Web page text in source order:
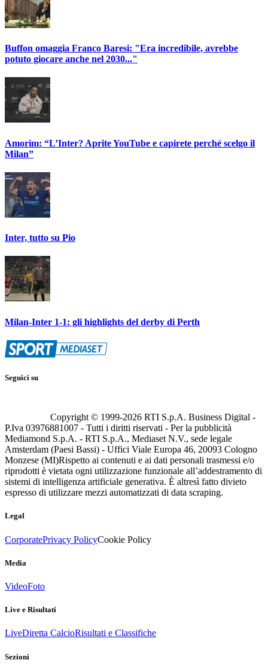
Buffon omaggia Franco Baresi: "Era incredibile, avrebbe
potuto giocare anche nel 2030..."
Amorim: “L’Inter? Aprite YouTube e capirete perché scelgo il
Milan”
Inter, tutto su Pio
Milan-Inter 1-1: gli highlights del derby di Perth
Seguici su
Copyright © 1999-2026 RTI S.p.A. Business Digital -
P.Iva 03976881007 - Tutti i diritti riservati - Per la pubblicità
Mediamond S.p.A. - RTI S.p.A., Mediaset N.V., sede legale
Amsterdam (Paesi Bassi) - Uffici Viale Europa 46, 20093 Cologno
Monzese (MI)Rispetto ai contenuti e ai dati personali trasmessi e/o
riprodotti è vietata ogni utilizzazione funzionale all’addestramento di
sistemi di intelligenza artificiale generativa. È altresì fatto divieto
espresso di utilizzare mezzi automatizzati di data scraping.
Legal
CorporatePrivacy PolicyCookie Policy
Media
VideoFoto
Live e Risultati
LiveDiretta CalcioRisultati e Classifiche
Sezioni